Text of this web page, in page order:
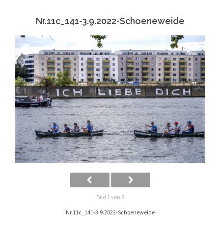
Nr.11c_141-3.9.2022-Schoeneweide
Bild 1 von 3
Nr.11c_141-3.9.2022-Schoeneweide